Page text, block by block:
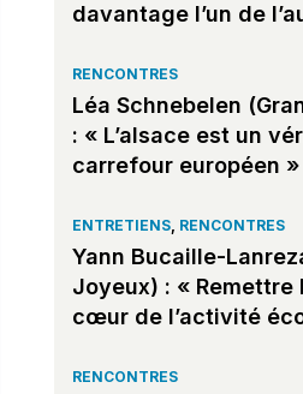
davantage l’un de
RENCONTRES
Léa Schnebelen
: « L’alsace est un
carrefour européen »
ENTRETIENS, RENCONTRES
Yann Bucaille-
Joyeux) : « Remettre
cœur de l’activité
RENCONTRES